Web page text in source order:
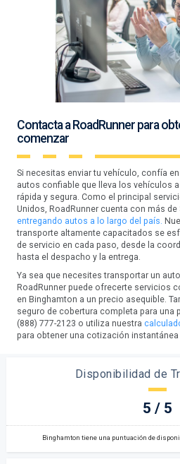
Contacta a RoadRunner para
comenzar
Si necesitas enviar tu vehículo, confía
autos confiable que lleva los vehículos
rápida y segura. Como el principal
Unidos, RoadRunner cuenta con más
entregando autos a lo largo del país.
transporte altamente capacitados se
de servicio en cada paso, desde la
hasta el despacho y la entrega.
Ya sea que necesites transportar un
RoadRunner puede ofrecerte servicios
en Binghamton a un precio asequible.
seguro de cobertura completa para una
(888) 777-2123 o utiliza nuestra
para obtener una cotización instantánea
Disponibilidad de
5 / 5
Binghamton tiene una puntuación de